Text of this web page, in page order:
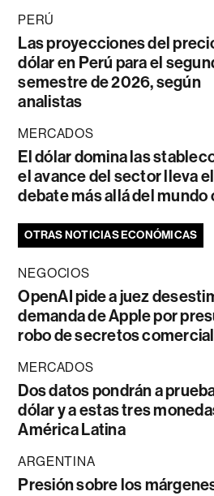
PERÚ
Las proyecciones del
dólar en Perú para el
semestre de 2026, según
analistas
MERCADOS
El dólar domina las
el avance del sector lleva el
debate más allá del mundo
OTRAS NOTICIAS ECONÓMICAS
NEGOCIOS
OpenAI pide a juez
demanda de Apple por
robo de secretos
MERCADOS
Dos datos pondrán a
dólar y a estas tres
América Latina
ARGENTINA
Presión sobre los